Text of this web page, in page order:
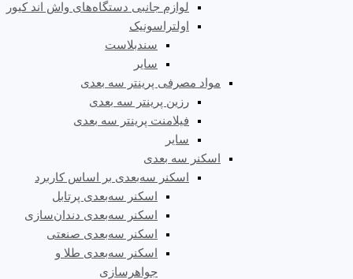
لوازم جانبی دستگاه‌های واش اند کیور
اولتراسونیک
سندبلاست
سایر
مواد مصرفی پرینتر سه بعدی
رزین پرینتر سه بعدی
فیلامنت پرینتر سه بعدی
سایر
اسکنر سه بعدی
اسکنر سه‌بعدی بر اساس کاربرد
اسکنر سه‌بعدی پرتابل
اسکنر سه‌بعدی دندان‌سازی
اسکنر سه‌بعدی صنعتی
اسکنر سه‌بعدی طلا و
جواهرسازی